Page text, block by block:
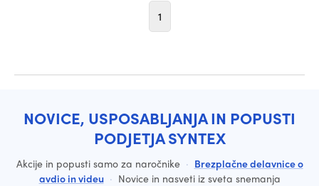
1
NOVICE, USPOSABLJANJA IN POPUSTI
PODJETJA SYNTEX
Akcije in popusti samo za naročnike · Brezplačne delavnice o
avdio in videu · Novice in nasveti iz sveta snemanja